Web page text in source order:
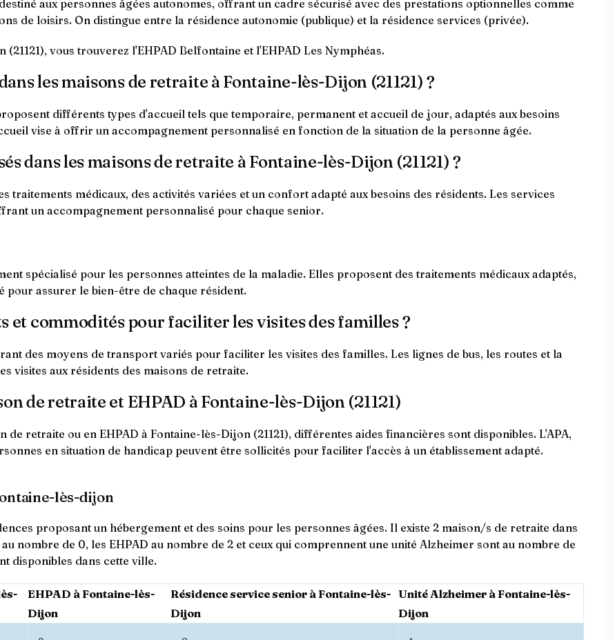
aux personnes âgées autonomes, offrant un cadre sécurisé avec des prestations optionnelles comme
de loisirs. On distingue entre la résidence autonomie (publique) et la résidence services (privée).
vous trouverez l'EHPAD Belfontaine et l'EHPAD Les Nymphéas.
les maisons de retraite à Fontaine-lès-Dijon (21121) ?
différents types d'accueil tels que temporaire, permanent et accueil de jour, adaptés aux besoins
vise à offrir un accompagnement personnalisé en fonction de la situation de la personne âgée.
dans les maisons de retraite à Fontaine-lès-Dijon (21121) ?
traitements médicaux, des activités variées et un confort adapté aux besoins des résidents. Les services
un accompagnement personnalisé pour chaque senior.
spécialisé pour les personnes atteintes de la maladie. Elles proposent des traitements médicaux adaptés,
pour assurer le bien-être de chaque résident.
et commodités pour faciliter les visites des familles ?
des moyens de transport variés pour faciliter les visites des familles. Les lignes de bus, les routes et la
visites aux résidents des maisons de retraite.
de retraite et EHPAD à Fontaine-lès-Dijon (21121)
retraite ou en EHPAD à Fontaine-lès-Dijon (21121), différentes aides financières sont disponibles. L'APA,
en situation de handicap peuvent être sollicités pour faciliter l'accès à un établissement adapté.
lès-dijon
proposant un hébergement et des soins pour les personnes âgées. Il existe 2 maison/s de retraite dans
nombre de 0, les EHPAD au nombre de 2 et ceux qui comprennent une unité Alzheimer sont au nombre de
disponibles dans cette ville.
EHPAD à Fontaine-lès-
Dijon
Résidence service senior à Fontaine-lès-
Dijon
Unité Alzheimer à Fontaine-lès-
Dijon